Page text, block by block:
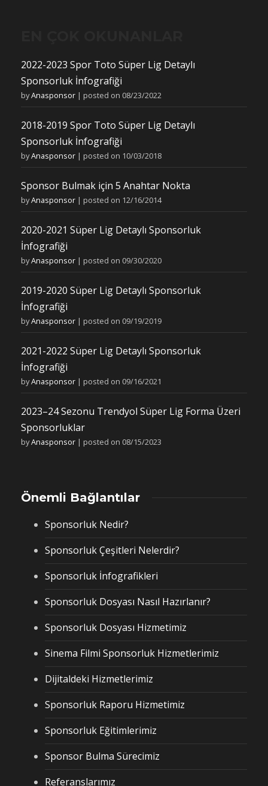
2022-2023 Spor Toto Süper Lig Detaylı
Sponsorluk İnfografiği
byAnasponsor | posted on 08/23/2022
2018-2019 Spor Toto Süper Lig Detaylı
Sponsorluk İnfografiği
byAnasponsor | posted on 10/03/2018
Sponsor Bulmak için 5 Anahtar Nokta
byAnasponsor | posted on 12/16/2014
2020-2021 Süper Lig Detaylı Sponsorluk
İnfografiği
byAnasponsor | posted on 09/30/2020
2019-2020 Süper Lig Detaylı Sponsorluk
İnfografiği
byAnasponsor | posted on 09/19/2019
2021-2022 Süper Lig Detaylı Sponsorluk
İnfografiği
byAnasponsor | posted on 09/16/2021
2023–24 Sezonu Trendyol Süper Lig Forma Üzeri
Sponsorluklar
byAnasponsor | posted on 08/15/2023
Önemli Bağlantılar
Sponsorluk Nedir?
Sponsorluk Çeşitleri Nelerdir?
Sponsorluk İnfografikleri
Sponsorluk Dosyası Nasıl Hazırlanır?
Sponsorluk Dosyası Hizmetimiz
Sinema Filmi Sponsorluk Hizmetlerimiz
Dijitaldeki Hizmetlerimiz
Sponsorluk Raporu Hizmetimiz
Sponsorluk Eğitimlerimiz
Sponsor Bulma Sürecimiz
Referanslarımız